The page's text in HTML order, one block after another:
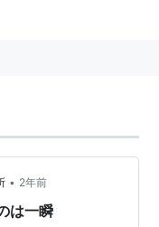
• 2年前
は一瞬